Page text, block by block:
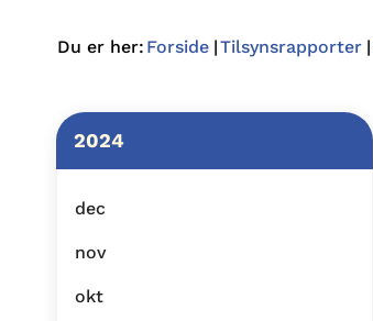
Du er her: Forside Tilsynsrapporter
2024
dec
nov
okt